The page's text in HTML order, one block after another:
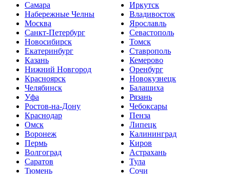
Самара
Набережные Челны
Москва
Санкт-Петербург
Новосибирск
Екатеринбург
Казань
Нижний Новгород
Красноярск
Челябинск
Уфа
Ростов-на-Дону
Краснодар
Омск
Воронеж
Пермь
Волгоград
Саратов
Тюмень
Иркутск
Владивосток
Ярославль
Севастополь
Томск
Ставрополь
Кемерово
Оренбург
Новокузнецк
Балашиха
Рязань
Чебоксары
Пенза
Липецк
Калининград
Киров
Астрахань
Тула
Сочи